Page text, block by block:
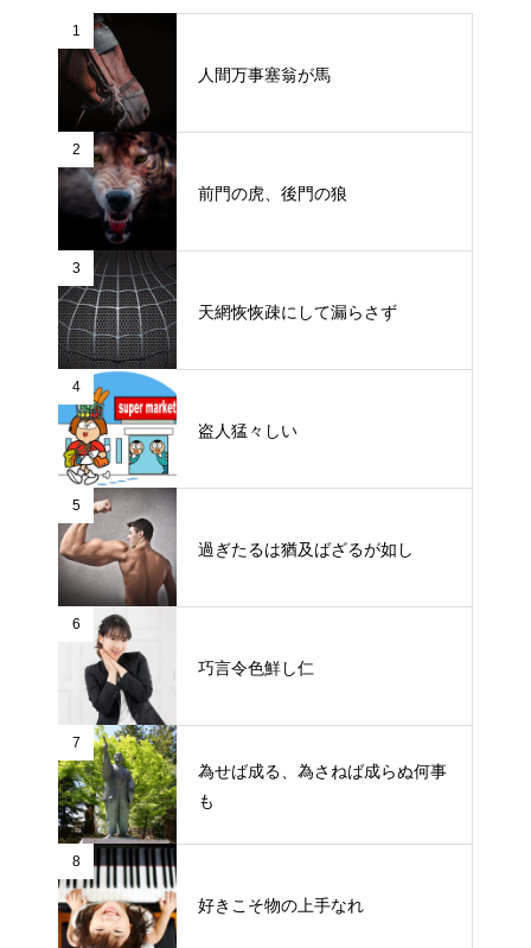
1
人間万事塞翁が馬
2
前門の虎、後門の狼
3
天網恢恢疎にして漏らさず
4
盗人猛々しい
5
過ぎたるは猶及ばざるが如し
6
巧言令色鮮し仁
7
為せば成る、為さねば成らぬ何事
も
8
好きこそ物の上手なれ